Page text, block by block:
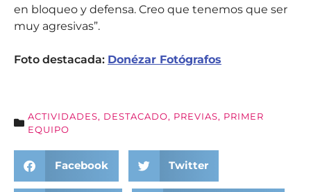
en bloqueo y defensa. Creo que tenemos que ser
muy agresivas”.
Foto destacada: Donézar Fotógrafos
ACTIVIDADES, DESTACADO, PREVIAS, PRIMER
EQUIPO
Facebook Twitter